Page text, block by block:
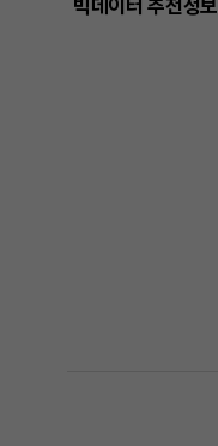
빅데이터 추천정보